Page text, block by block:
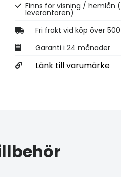
Finns för visning / hemlån
leverantören)
Fri frakt vid köp över
Garanti i 24 månader
Länk till varumärke